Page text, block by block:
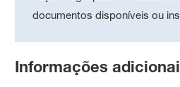
documentos disponíveis ou
Informações